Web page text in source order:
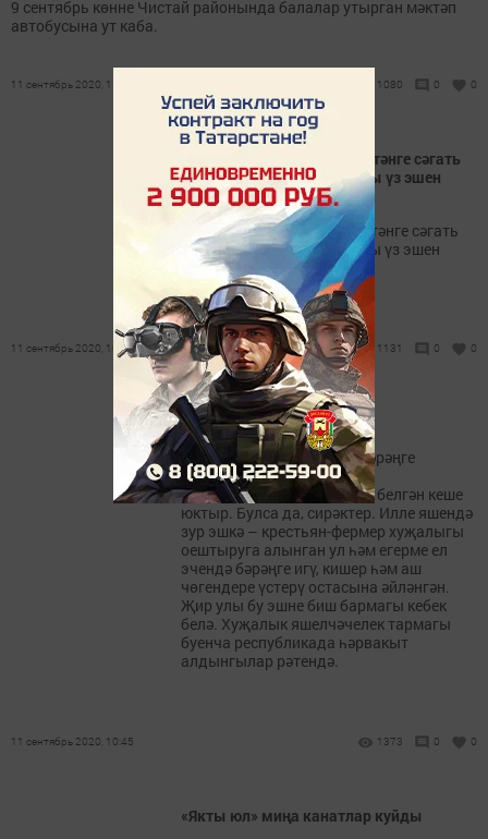
9 сентябрь көнне Чистай районында балалар утырган мәктәп
автобусына ут каба.
11 сентябрь 2020, 11:20 1080 0 0
Тукай районында бүген иртәнге сәгать
сигездә 44 сайлау участогы үз эшен
башлады
Тукай районында бүген иртәнге сәгать
сигездә 44 сайлау участогы үз эшен
башлады.
11 сентябрь 2020, 10:59 1131 0 0
Бәрәңгесе дә бәрәңгесе!..
Йодрык кадәрле, йомры бәрәңге
үстерүнең серен Минталип
Минехановтан та әйбәтрәк белгән кеше
юктыр. Булса да, сирәктер. Илле яшендә
зур эшкә – крестьян-фермер хуҗалыгы
оештыруга алынган ул һәм егерме ел
эчендә бәрәңге игү, кишер һәм аш
чөгендере үстерү остасына әйләнгән.
Җир улы бу эшне биш бармагы кебек
белә. Хуҗалык яшелчәчелек тармагы
буенча республикада һәрвакыт
алдынгылар рәтендә.
11 сентябрь 2020, 10:45 1373 0 0
«Якты юл» миңа канатлар куйды